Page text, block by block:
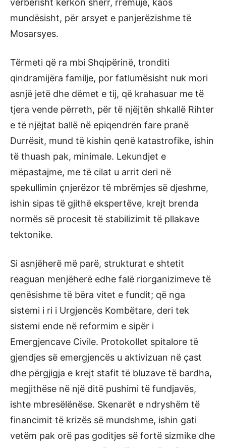
verbërisht kërkon sherr, rrëmujë, kaos
mundësisht, për arsyet e panjerëzishme të
Mosarsyes.
Tërmeti që ra mbi Shqipërinë, tronditi
qindramijëra familje, por fatlumësisht nuk mori
asnjë jetë dhe dëmet e tij, që krahasuar me të
tjera vende përreth, për të njëjtën shkallë Rihter
e të njëjtat ballë në epiqendrën fare pranë
Durrësit, mund të kishin qenë katastrofike, ishin
të thuash pak, minimale. Lekundjet e
mëpastajme, me të cilat u arrit deri në
spekullimin çnjerëzor të mbrëmjes së djeshme,
ishin sipas të gjithë ekspertëve, krejt brenda
normës së procesit të stabilizimit të pllakave
tektonike.
Si asnjëherë më parë, strukturat e shtetit
reaguan menjëherë edhe falë riorganizimeve të
qenësishme të bëra vitet e fundit; që nga
sistemi i ri i Urgjencës Kombëtare, deri tek
sistemi ende në reformim e sipër i
Emergjencave Civile. Protokollet spitalore të
gjendjes së emergjencës u aktivizuan në çast
dhe përgjigja e krejt stafit të bluzave të bardha,
megjithëse në një ditë pushimi të fundjavës,
ishte mbresëlënëse. Skenarët e ndryshëm të
financimit të krizës së mundshme, ishin gati
vetëm pak orë pas goditjes së fortë sizmike dhe